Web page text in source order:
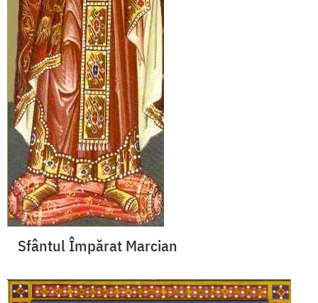
Sfântul Împărat Marcian